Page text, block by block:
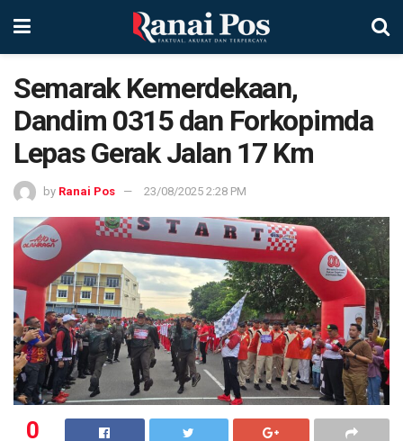
Semarak Kemerdekaan,
Dandim 0315 dan Forkopimda
Lepas Gerak Jalan 17 Km
by Ranai Pos 23/08/2025 2:28 PM
0